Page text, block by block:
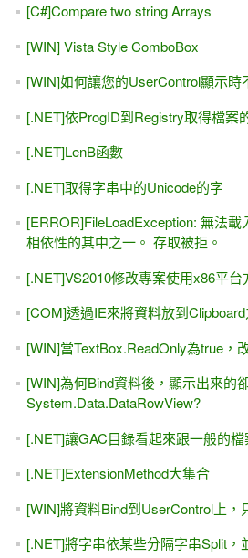
[C#]Compare two string Arrays
[WIN] Vista Style ComboBox
[WIN]如何讓您的UserControl顯示時
[.NET]依ProgID到Registry取得檔案
[.NET]LenB函數
[.NET]取得字串中的Unicode的字
[ERROR]FileLoadException: 無法
相依性的其中之一。 存取被拒。
[.NET]VS2010修改專案使用x86平台
[COM]透過IE來將資料放到
[WIN]當TextBox.ReadOnly為true，
[WIN]為何Bind資料後，顯示出來的
System.Data.DataRowView?
[.NET]讓GAC目錄看起來跟一般的
[.NET]ExtensionMethod大集合
[WIN]將資料Bind到UserControl上，
[.NET]將字串依某些分隔字串Split，